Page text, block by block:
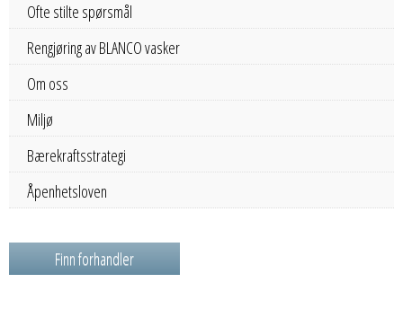
Ofte stilte spørsmål
Rengjøring av BLANCO vasker
Om oss
Miljø
Bærekraftsstrategi
Åpenhetsloven
Finn forhandler